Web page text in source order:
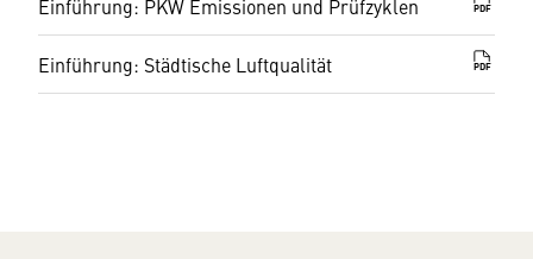
Einführung: PKW Emissionen und Prüfzyklen PDF
Einführung: Städtische Luftqualität PDF